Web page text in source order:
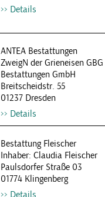
Details
ANTEA Bestattungen
ZweigN der Grieneisen GBG
Bestattungen GmbH
Breitscheidstr. 55
01237 Dresden
Details
Bestattung Fleischer
Inhaber: Claudia Fleischer
Paulsdorfer Straße 03
01774 Klingenberg
Details